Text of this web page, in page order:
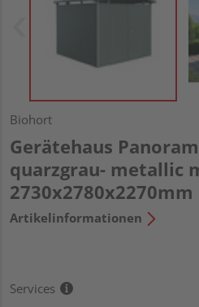
Biohort
Gerätehaus
quarzgrau- metallic
2730x2780x2270mm
Artikelinformationen
Services